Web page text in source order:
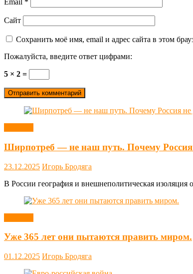
Email *
Сайт
Сохранить моё имя, email и адрес сайта в этом
Пожалуйста, введите ответ цифрами:
5 × 2 =
Ширпотреб — не наш путь. Почему Россия
23.12.2025 Игорь Бродяга
В России география и внешнеполитическая
Уже 365 лет они пытаются править миром.
01.12.2025 Игорь Бродяга